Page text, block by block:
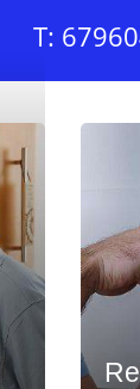
T: